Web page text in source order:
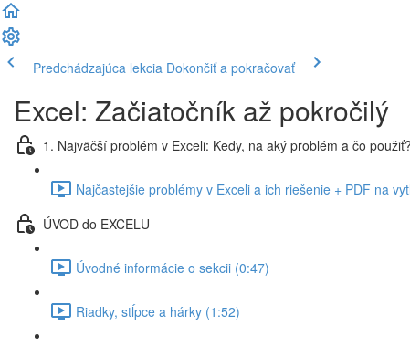
Predchádzajúca lekcia Dokončiť a pokračovať
Excel: Začiatočník až pokročilý
1. Najväčší problém v Exceli: Kedy, na aký problém a čo použiť?
Najčastejšie problémy v Exceli a ich riešenie + PDF na
ÚVOD do EXCELU
Úvodné informácie o sekcii (0:47)
Riadky, stĺpce a hárky (1:52)